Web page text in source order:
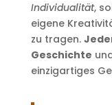
Individualität,
eigene
zu tragen.
Geschichte
einzigartiges